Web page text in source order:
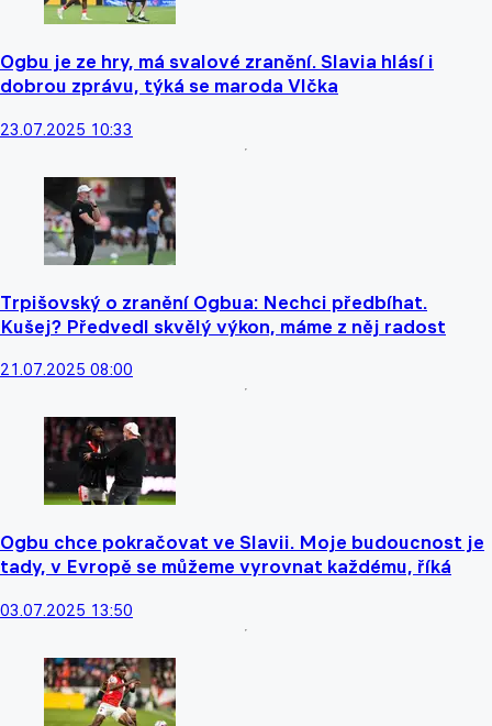
Ogbu je ze hry, má svalové zranění. Slavia hlásí i
dobrou zprávu, týká se maroda Vlčka
23.07.2025 10:33
Trpišovský o zranění Ogbua: Nechci předbíhat.
Kušej? Předvedl skvělý výkon, máme z něj radost
21.07.2025 08:00
Ogbu chce pokračovat ve Slavii. Moje budoucnost je
tady, v Evropě se můžeme vyrovnat každému, říká
03.07.2025 13:50